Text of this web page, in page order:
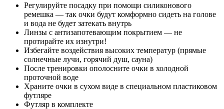
Регулируйте посадку при помощи силиконового
ремешка — так очки будут комформно сидеть на голове
и вода не будет затекать внутрь
Линзы с антизапотевающим покрытием — не
протирайте их изнутри!
Избегайте воздействия высоких температур (прямые
солнечные лучи, горячий душ, сауна)
После тренировки ополосните очки в холодной
проточной воде
Храните очки в сухом виде в специальном пластиковом
футляре
Футляр в комплекте